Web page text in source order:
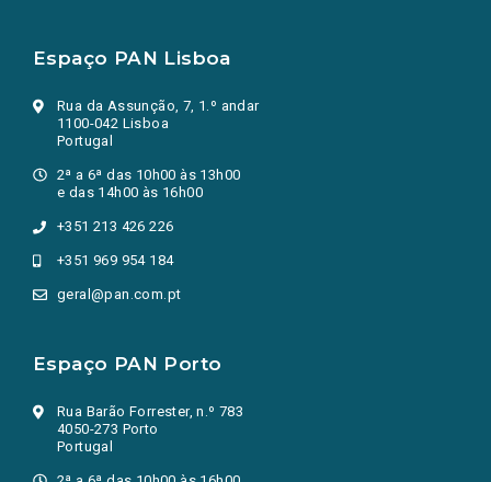
Espaço PAN Lisboa
Rua da Assunção, 7, 1.º andar
1100-042 Lisboa
Portugal
2ª a 6ª das 10h00 às 13h00
e das 14h00 às 16h00
+351 213 426 226
+351 969 954 184
geral@pan.com.pt
Espaço PAN Porto
Rua Barão Forrester, n.º 783
4050-273 Porto
Portugal